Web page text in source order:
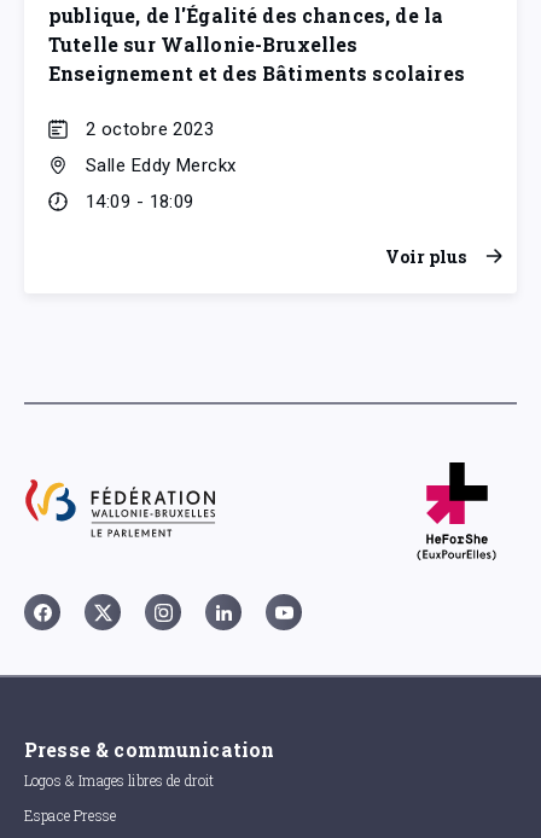
publique, de l'Égalité des chances, de la
Tutelle sur Wallonie-Bruxelles
Enseignement et des Bâtiments scolaires
2 octobre 2023
Salle Eddy Merckx
14:09 - 18:09
Voir plus
Presse & communication
Logos & Images libres de droit
Espace Presse